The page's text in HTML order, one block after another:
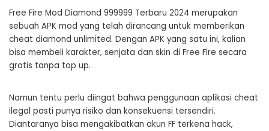
Free Fire Mod Diamond 999999 Terbaru 2024 merupakan
sebuah APK mod yang telah dirancang untuk memberikan
cheat diamond unlimited. Dengan APK yang satu ini, kalian
bisa membeli karakter, senjata dan skin di Free Fire secara
gratis tanpa top up.
Namun tentu perlu diingat bahwa penggunaan aplikasi cheat
ilegal pasti punya risiko dan konsekuensi tersendiri.
Diantaranya bisa mengakibatkan akun FF terkena hack,